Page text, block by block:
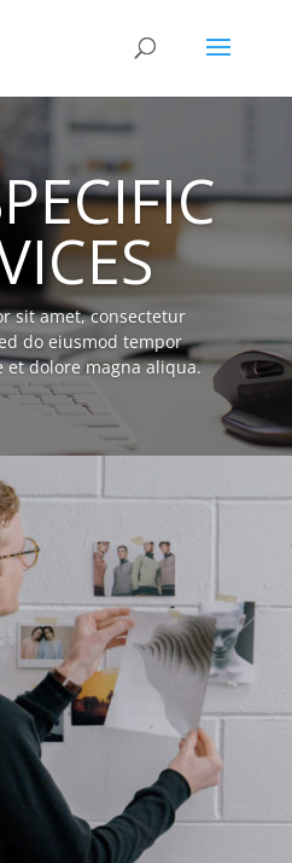
sit amet, consectetur
do eiusmod tempor
dolore magna aliqua.